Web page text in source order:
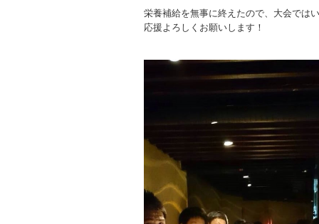
栄養補給を無事に終えたので、大会では
応援よろしくお願いします！